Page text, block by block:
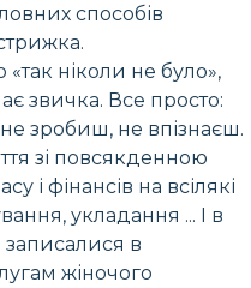
способів
ніколи не було»,
звичка. Все просто:
зробиш, не впізнаєш.
зі повсякденною
і фінансів на всілякі
укладання ... І в
в
жіночого